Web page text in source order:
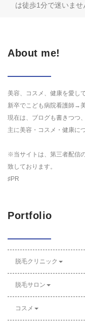
は徒歩1分で迷いませ
About me!
美容、コスメ、健康を愛し
新卒でこども病院看護師→
現在は、ブログも書きつつ
主に美容・コスメ・健康に
※当サイトは、第三者配信
致しております。
♯PR
Portfolio
脱毛クリニック
脱毛サロン
コスメ